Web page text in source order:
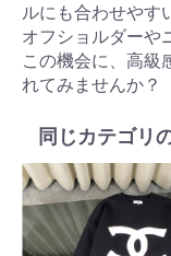
ルにも合わせやす
オフショルダーや
この機会に、高級
れてみませんか？
同じカテゴリ